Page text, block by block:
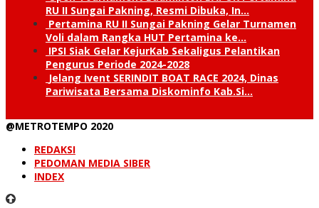
RU II Sungai Pakning, Resmi Dibuka, In…
Pertamina RU II Sungai Pakning Gelar Turnamen
Voli dalam Rangka HUT Pertamina ke…
IPSI Siak Gelar KejurKab Sekaligus Pelantikan
Pengurus Periode 2024-2028
Jelang Ivent SERINDIT BOAT RACE 2024, Dinas
Pariwisata Bersama Diskominfo Kab.Si…
@METROTEMPO 2020
REDAKSI
PEDOMAN MEDIA SIBER
INDEX